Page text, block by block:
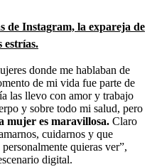
de Instagram, la expareja de
estrías.
donde me hablaban de
de mi vida fue parte de
las llevo con amor y trabajo
y sobre todo mi salud, pero
mujer es maravillosa. Claro
cuidarnos y que
quieras ver”,
digital.